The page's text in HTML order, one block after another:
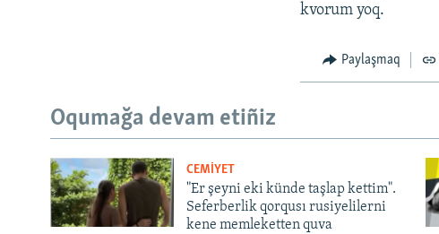
kvorum yoq.
Paylaşmaq
Oqumağa devam etiñiz
CEMİYET
"Er şeyni eki künde taşlap kettim".
Seferberlik qorqusı rusiyelilerni
kene memleketten quva